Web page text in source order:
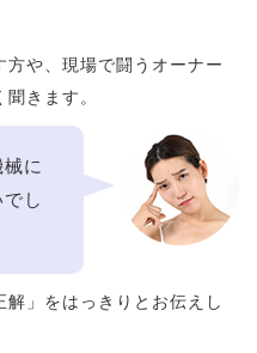
や、現場で闘うオーナー
きます。
に
し
」をはっきりとお伝えし